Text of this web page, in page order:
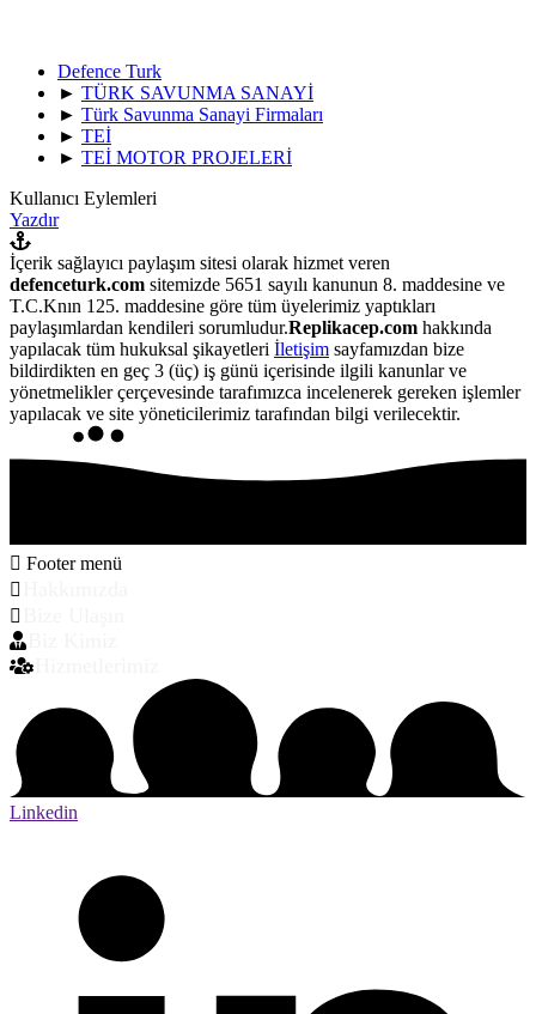
Defence Turk
► TÜRK SAVUNMA SANAYİ
► Türk Savunma Sanayi Firmaları
► TEİ
► TEİ MOTOR PROJELERİ
Kullanıcı Eylemleri
Yazdır
İçerik sağlayıcı paylaşım sitesi olarak hizmet veren
defenceturk.com sitemizde 5651 sayılı kanunun 8. maddesine ve
T.C.Knın 125. maddesine göre tüm üyelerimiz yaptıkları
paylaşımlardan kendileri sorumludur.Replikacep.com hakkında
yapılacak tüm hukuksal şikayetleri İletişim sayfamızdan bize
bildirdikten en geç 3 (üç) iş günü içerisinde ilgili kanunlar ve
yönetmelikler çerçevesinde tarafımızca incelenerek gereken işlemler
yapılacak ve site yöneticilerimiz tarafından bilgi verilecektir.
Footer menü
Linkedin